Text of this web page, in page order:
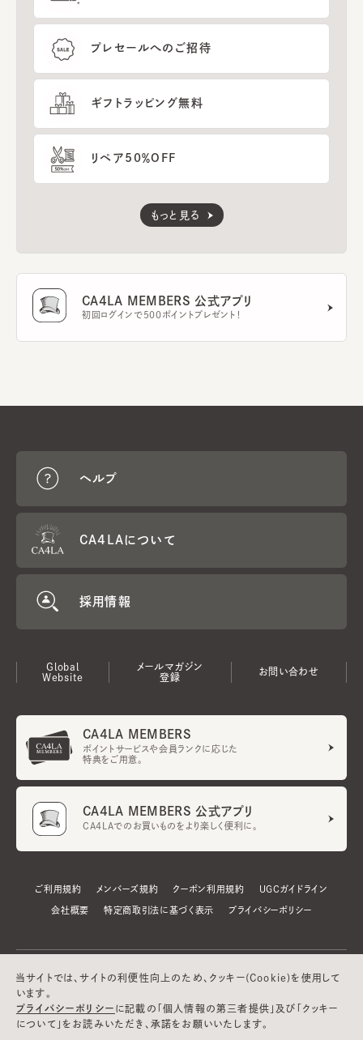
プレセールへのご招待
ギフトラッピング無料
リペア50％OFF
もっと見る
CA4LA MEMBERS 公式アプリ
初回ログインで500ポイントプレゼント！
ヘルプ
CA4LAについて
採用情報
Global
Website
メールマガジン
登録
お問い合わせ
CA4LA MEMBERS
ポイントサービスや会員ランクに応じた
特典をご用意。
CA4LA MEMBERS 公式アプリ
CA4LAでのお買いものをより楽しく便利に。
ご利用規約 メンバーズ規約 クーポン利用規約 UGCガイドライン
会社概要 特定商取引法に基づく表示 プライバシーポリシー
当サイトでは、サイトの利便性向上のため、クッキー(Cookie)を使用して
います。
プライバシーポリシー に記載の「個人情報の第三者提供」及び「クッキー
について」をお読みいただき、承諾をお願いいたします。